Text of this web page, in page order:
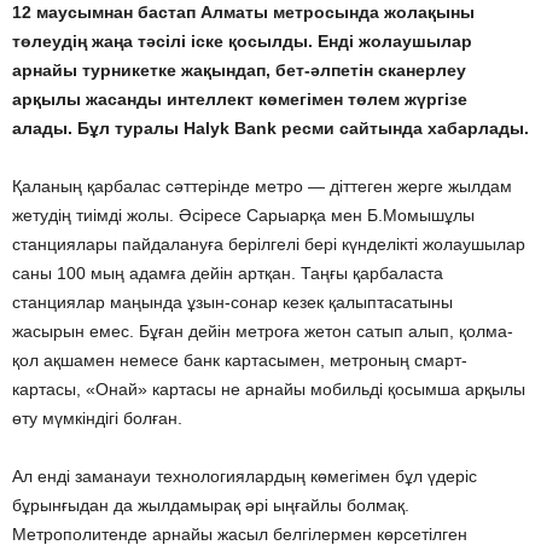
12 маусымнан бастап Алматы метросында жолақыны
төлеудің жаңа тәсілі іске қосылды. Енді жолаушылар
арнайы турникетке жақындап, бет-әлпетін сканерлеу
арқылы жасанды интеллект көмегімен төлем жүргізе
алады. Бұл туралы Halyk Bank ресми сайтында хабарлады.
Қаланың қарбалас сәттерінде метро — діттеген жерге жылдам
жетудің тиімді жолы. Әсіресе Сарыарқа мен Б.Момышұлы
станциялары пайдалануға берілгелі бері күнделікті жолаушылар
саны 100 мың адамға дейін артқан. Таңғы қарбаласта
станциялар маңында ұзын-сонар кезек қалыптасатыны
жасырын емес. Бұған дейін метроға жетон сатып алып, қолма-
қол ақшамен немесе банк картасымен, метроның смарт-
картасы, «Онай» картасы не арнайы мобильді қосымша арқылы
өту мүмкіндігі болған.
Ал енді заманауи технологиялардың көмегімен бұл үдеріс
бұрынғыдан да жылдамырақ әрі ыңғайлы болмақ.
Метрополитенде арнайы жасыл белгілермен көрсетілген